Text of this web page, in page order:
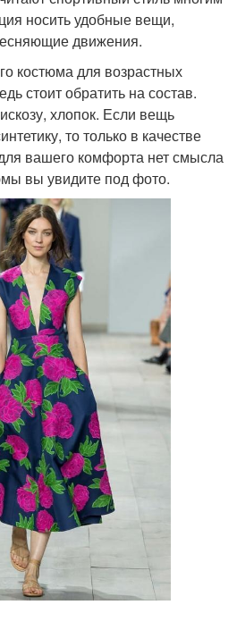
носить удобные вещи,
движения.
костюма для возрастных
стоит обратить на состав.
хлопок. Если вещь
то только в качестве
вашего комфорта нет смысла
вы увидите под фото.